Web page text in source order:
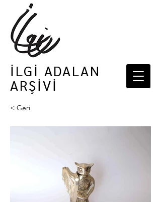
İLGİ ADALAN
ARŞİVİ
< Geri